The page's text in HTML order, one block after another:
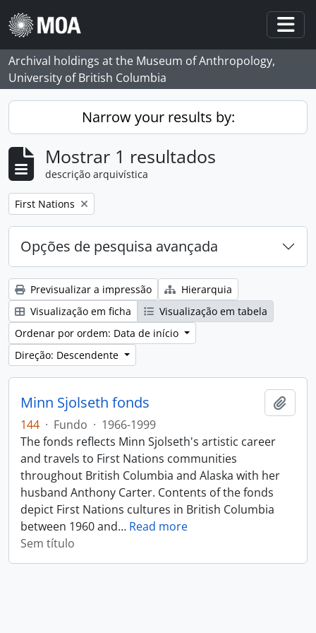
Skip to main content
Archival holdings at the Museum of Anthropology,
University of British Columbia
Narrow your results by:
Mostrar 1 resultados
descrição arquivística
Remove filter:
First Nations
Opções de pesquisa avançada
Previsualizar a impressão
Hierarquia
Visualização em ficha
Visualização em tabela
Ordenar por ordem: Data de início
Direção: Descendente
Minn Sjolseth fonds
144 · Fundo · 1966-1999
The fonds reflects Minn Sjolseth's artistic career
and travels to First Nations communities
throughout British Columbia and Alaska with her
husband Anthony Carter. Contents of the fonds
depict First Nations cultures in British Columbia
between 1960 and… Read more
Sem título